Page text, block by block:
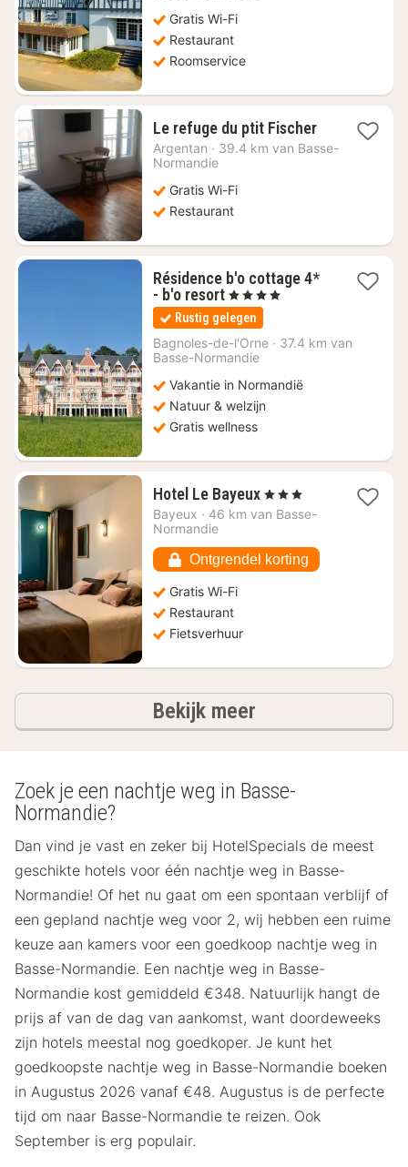
Gratis Wi-Fi
Restaurant
Roomservice
Le refuge du ptit Fischer1
nacht
Argentan · 39.4 km van Basse-
Normandie
Gratis Wi-Fi
Restaurant
Résidence b'o cottage 4*
- b'o resort1
nacht
vanaf
€
79,80
, 4 Sterren
Rustig gelegen
Bagnoles-de-l'Orne · 37.4 km van
Basse-Normandie
Vakantie in Normandië
Natuur & welzijn
Gratis wellness
Hotel Le Bayeux1
nacht
128,27
, 3 Sterren
Bayeux · 46 km van Basse-
Normandie
Ontgrendel korting
Gratis Wi-Fi
Restaurant
Fietsverhuur
Bekijk meerhotels
Zoek je een nachtje weg in Basse-
Normandie?
Dan vind je vast en zeker bij HotelSpecials de meest
geschikte hotels voor één nachtje weg in Basse-
Normandie! Of het nu gaat om een spontaan verblijf of
een gepland nachtje weg voor 2, wij hebben een ruime
keuze aan kamers voor een goedkoop nachtje weg in
Basse-Normandie. Een nachtje weg in Basse-
Normandie kost gemiddeld €348. Natuurlijk hangt de
prijs af van de dag van aankomst, want doordeweeks
zijn hotels meestal nog goedkoper. Je kunt het
goedkoopste nachtje weg in Basse-Normandie boeken
in Augustus 2026 vanaf €48. Augustus is de perfecte
tijd om naar Basse-Normandie te reizen. Ook
September is erg populair.